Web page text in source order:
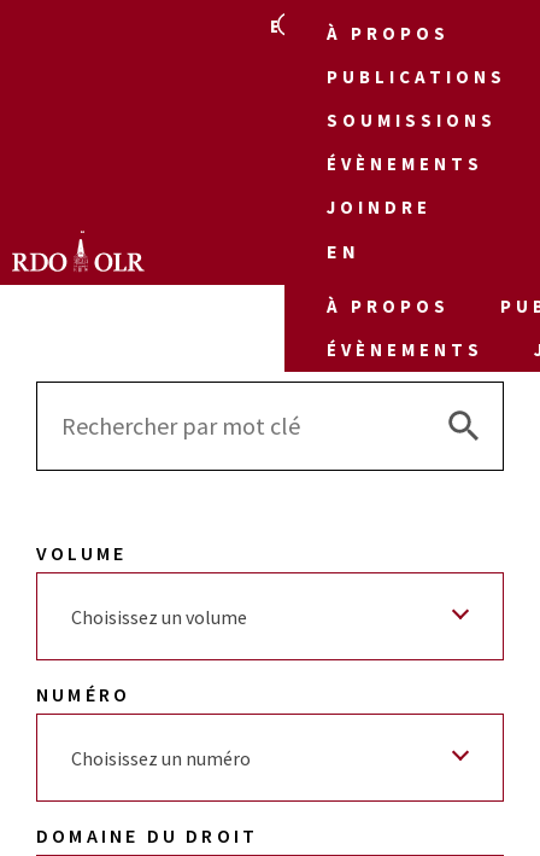
EN
À PROPOS
PUBLICATIONS
SOUMISSIONS
ÉVÈNEMENTS
JOINDRE
EN
À PROPOS
ÉVÈNEMENTS
Search
Search
VOLUME
Choisissez un volume
NUMÉRO
Choisissez un numéro
DOMAINE DU DROIT